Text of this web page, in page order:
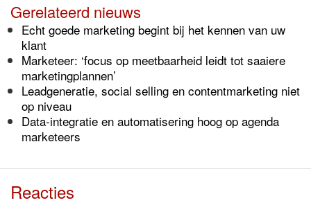
Gerelateerd nieuws
Echt goede marketing begint bij het kennen van uw
klant
Marketeer: ‘focus op meetbaarheid leidt tot saaiere
marketingplannen’
Leadgeneratie, social selling en contentmarketing niet
op niveau
Data-integratie en automatisering hoog op agenda
marketeers
Reacties